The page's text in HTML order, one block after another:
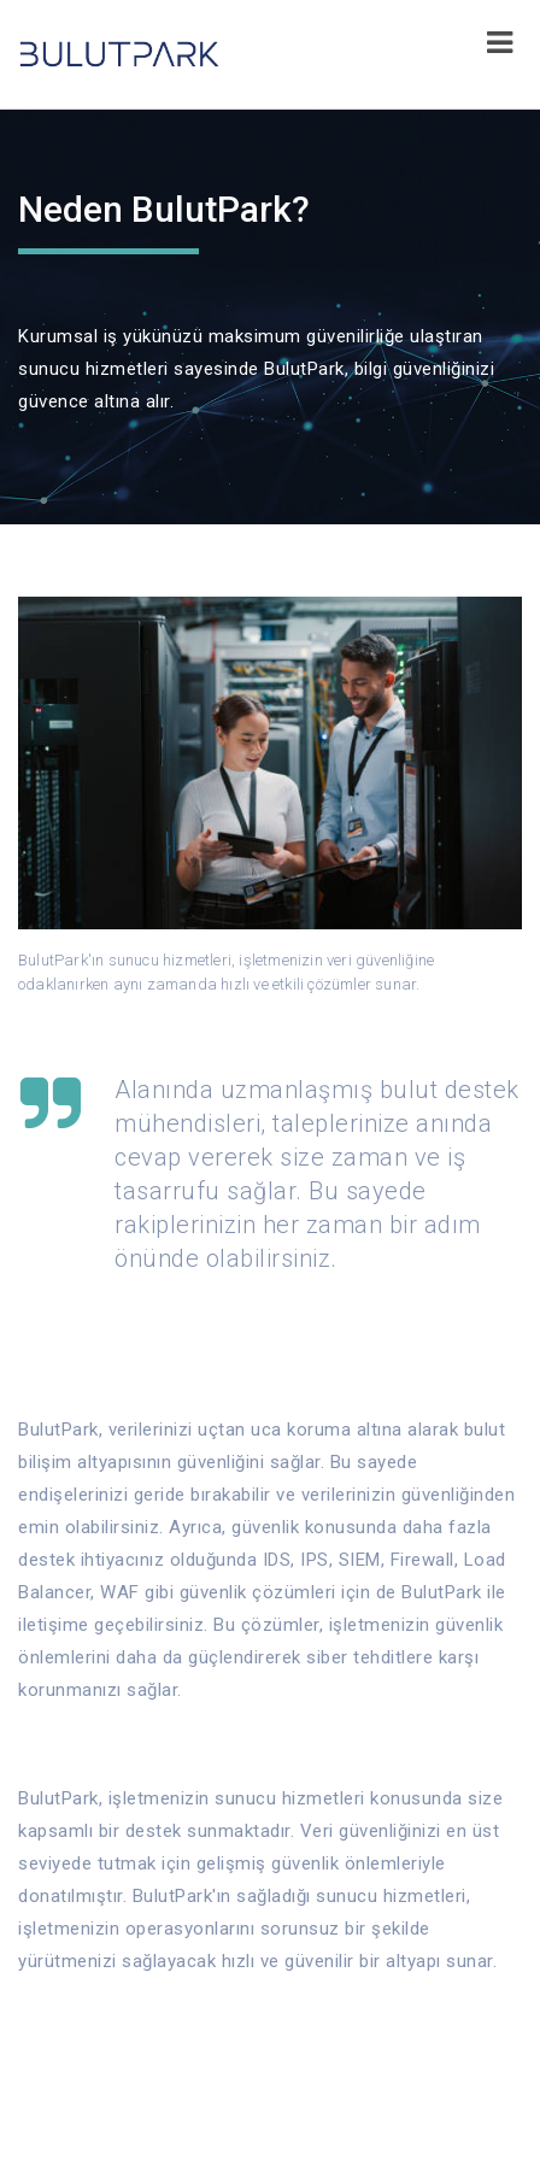
Neden BulutPark?
Kurumsal iş yükünüzü maksimum güvenilirliğe ulaştıran
sunucu hizmetleri sayesinde BulutPark, bilgi güvenliğinizi
güvence altına alır.
BulutPark'ın sunucu hizmetleri, işletmenizin veri güvenliğine
odaklanırken aynı zamanda hızlı ve etkili çözümler sunar.
Alanında uzmanlaşmış bulut destek
mühendisleri, taleplerinize anında
cevap vererek size zaman ve iş
tasarrufu sağlar. Bu sayede
rakiplerinizin her zaman bir adım
önünde olabilirsiniz.
BulutPark, verilerinizi uçtan uca koruma altına alarak bulut
bilişim altyapısının güvenliğini sağlar. Bu sayede
endişelerinizi geride bırakabilir ve verilerinizin güvenliğinden
emin olabilirsiniz. Ayrıca, güvenlik konusunda daha fazla
destek ihtiyacınız olduğunda IDS, IPS, SIEM, Firewall, Load
Balancer, WAF gibi güvenlik çözümleri için de BulutPark ile
iletişime geçebilirsiniz. Bu çözümler, işletmenizin güvenlik
önlemlerini daha da güçlendirerek siber tehditlere karşı
korunmanızı sağlar.
BulutPark, işletmenizin sunucu hizmetleri konusunda size
kapsamlı bir destek sunmaktadır. Veri güvenliğinizi en üst
seviyede tutmak için gelişmiş güvenlik önlemleriyle
donatılmıştır. BulutPark'ın sağladığı sunucu hizmetleri,
işletmenizin operasyonlarını sorunsuz bir şekilde
yürütmenizi sağlayacak hızlı ve güvenilir bir altyapı sunar.